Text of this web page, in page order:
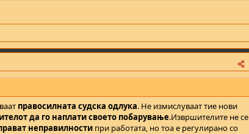
правосилната судска одлука. Не измислуваат тие нови
да го наплати своето побарување.Извршителите не се
неправилности при работата, но тоа е регулирано со